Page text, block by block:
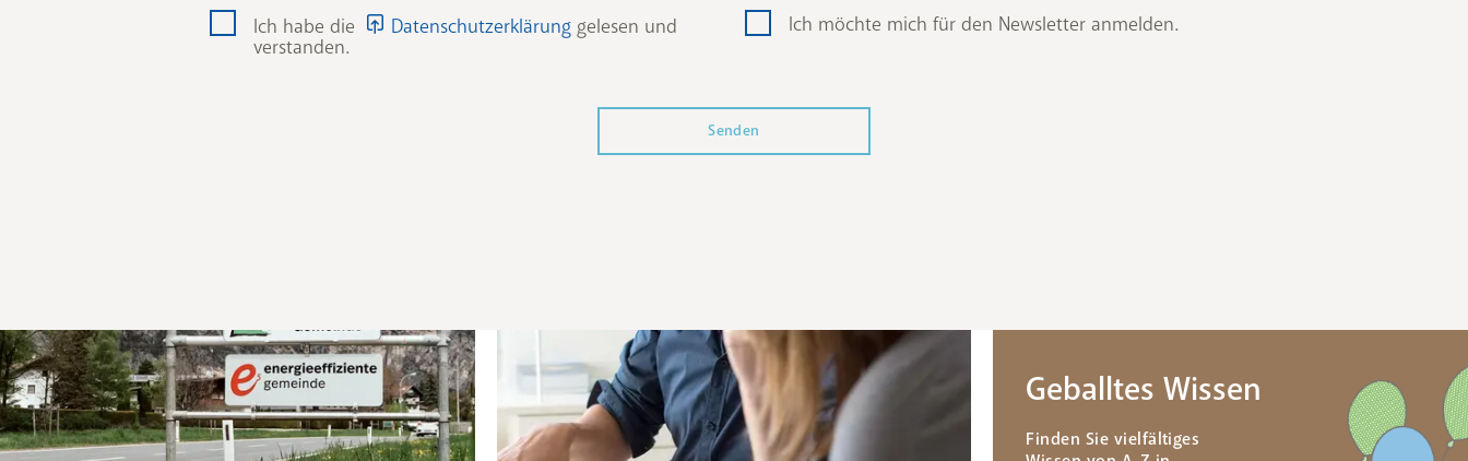
Ich habe die Datenschutzerklärung gelesen und
verstanden.
Ich möchte mich für den Newsletter anmelden.
Geballtes Wissen
Finden Sie vielfältiges